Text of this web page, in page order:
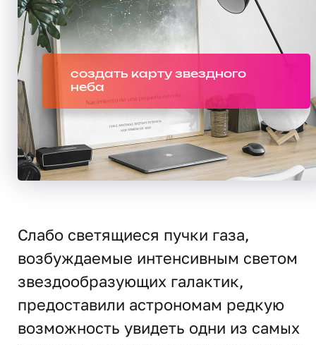
создать карту звездного
неба
Слабо светящиеся пучки газа,
возбуждаемые интенсивным светом
звездообразующих галактик,
предоставили астрономам редкую
возможность увидеть одни из самых